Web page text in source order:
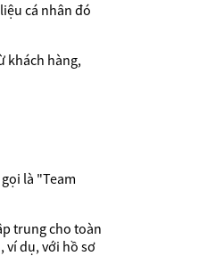
cá nhân đó
khách hàng,
là "Team
trung cho toàn
ví dụ, với hồ sơ